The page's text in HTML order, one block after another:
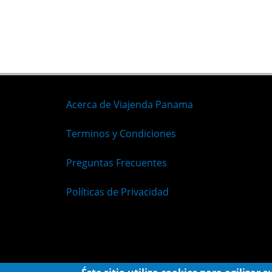
Acerca de Viajenda Panama
Terminos y Condiciones
Preguntas Frecuentes
Políticas de Privacidad